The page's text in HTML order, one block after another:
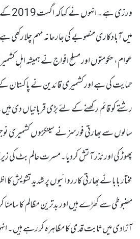
ورزی
میں آبادکاری منصوبے کی جارحانہ مہم چلا رکھی
عوام، حکومتوں اور مسلح افواج نے ہمیشہ اہل
حمایت کی ہے اور کشمیری قائدین نے پاکستان کے
رشتے کو قائم رکھنے کے لئے بڑی قربانیاں دی
سالوں سے بھارتی فورسز نے سینکڑوں کشمیری
پھوڑ کی اور نذر آتش کردیا۔مسرت عالم بٹ کی
مختار بابا نے بھارتی کارروائیوں پر شدید تشویش
مضبوطی سے کھڑے ہیں اور بدترین مظالم کا
آزادی میں ثابت قدمی کا مظاہرہ کر رہے ہیں۔